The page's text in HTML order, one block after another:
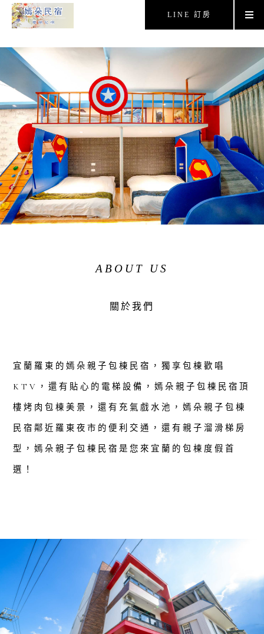
LINE 訂房
ABOUT US
關於我們
宜蘭羅東的嫣朵親子包棟民宿，獨享包棟歡唱
KTV，還有貼心的電梯設備，嫣朵親子包棟民宿頂
樓烤肉包棟美景，還有充氣戲水池，嫣朵親子包棟
民宿鄰近羅東夜市的便利交通，還有親子溜滑梯房
型，嫣朵親子包棟民宿是您來宜蘭的包棟度假首
選！